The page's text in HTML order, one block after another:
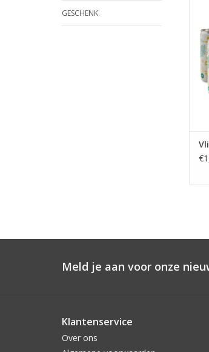
GESCHENK
Meld je aan voor onze
Klantenservice
Over ons